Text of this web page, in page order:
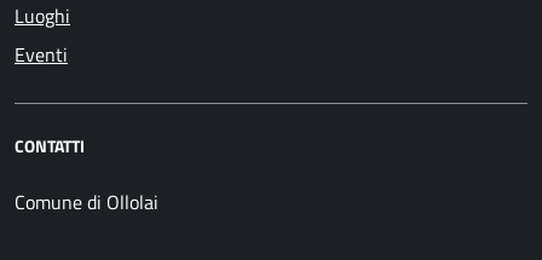
Luoghi
Eventi
CONTATTI
Comune di Ollolai